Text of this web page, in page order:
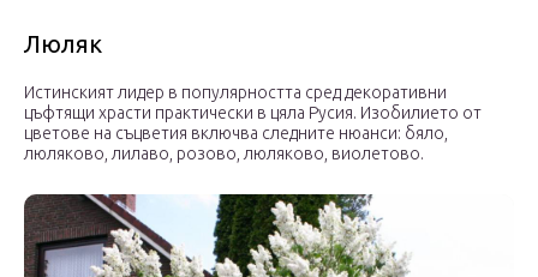
Люляк
Истинският лидер в популярността сред декоративни
цъфтящи храсти практически в цяла Русия. Изобилието от
цветове на съцветия включва следните нюанси: бяло,
люляково, лилаво, розово, люляково, виолетово.